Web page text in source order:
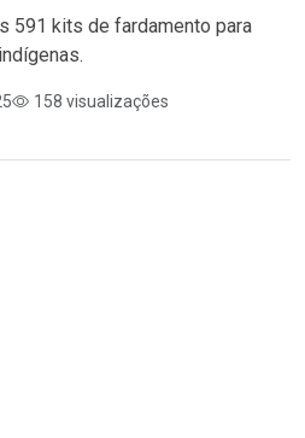
591 kits de fardamento para
158 visualizações